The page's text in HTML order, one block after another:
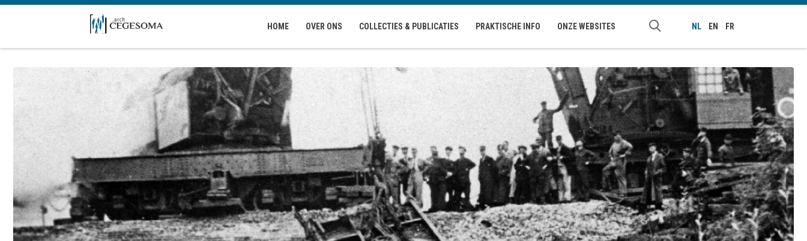
Overslaan en naar de inhoud gaan
HOME OVER ONS COLLECTIES & PUBLICATIES PRAKTISCHE INFO ONZE WEBSITES NL EN FR